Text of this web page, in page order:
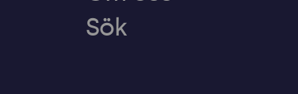
Sök